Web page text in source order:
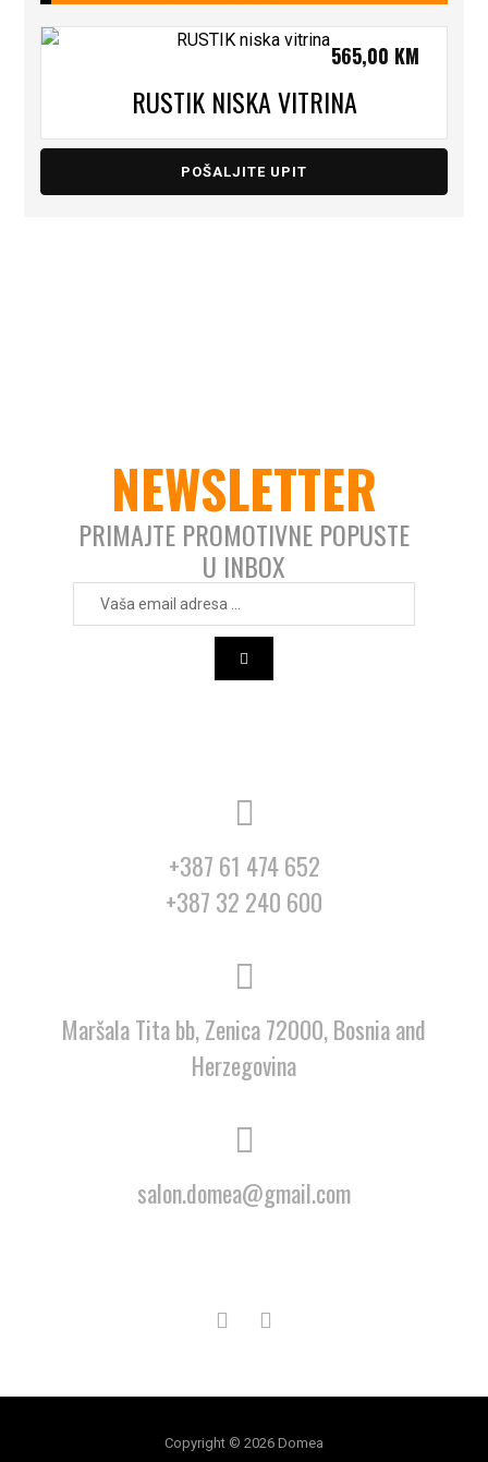
RUSTIK NISKA VITRINA
565,00 KM
POŠALJITE UPIT
NEWSLETTER
PRIMAJTE PROMOTIVNE POPUSTE
U INBOX
+387 61 474 652
+387 32 240 600
Maršala Tita bb, Zenica 72000, Bosnia and
Herzegovina
salon.domea@gmail.com
Copyright © 2026 Domea